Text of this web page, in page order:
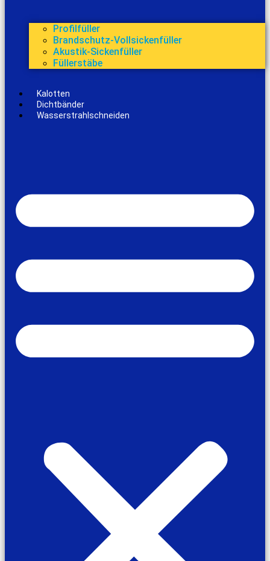
Profilfüller
Brandschutz-Vollsickenfüller
Akustik-Sickenfüller
Füllerstäbe
Kalotten
Dichtbänder
Wasserstrahlschneiden